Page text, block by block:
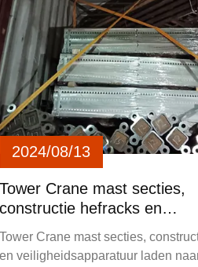
2024/08/13
Tower Crane mast secties,
constructie hefracks en
veiligheidsapparatuur laden
Tower Crane mast secties,
en veiligheidsapparatuur laden